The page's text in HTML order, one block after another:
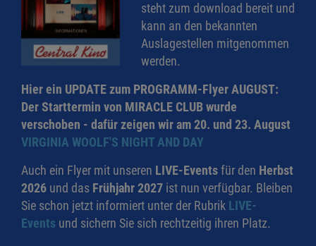
steht zum download bereit und
kann an den bekannten
Auslagestellen mitgenommen
werden.
Hier ein UPDATE zum PROGRAMM-Flyer AUGUST:
Der Starttermin von MIRACLE CLUB wurde
verschoben - dafür zeigen wir am 20. und 23. August
VIRGINIA WOOLF'S NIGHT AND DAY
Auch ein Flyer mit unseren LIVE-Eventsfür den Herbst
2026 und das Frühjahr 2027 ist nun verfügbar. Bleiben
Sie schon jetzt informiert unter der Rubrik LIVE-
Events und sichern Sie sich rechtzeitig ihren Platz.